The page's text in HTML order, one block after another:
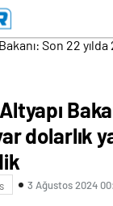
dolarlık
3 Ağustos 2024